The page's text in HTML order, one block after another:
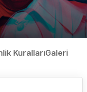
KurallarıGaleri